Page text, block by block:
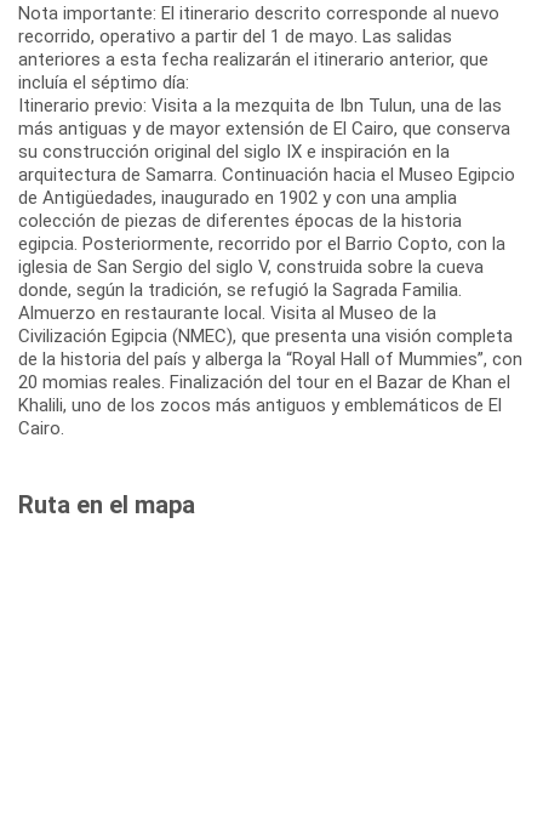
Nota importante: El itinerario descrito corresponde al nuevo
recorrido, operativo a partir del 1 de mayo. Las salidas
anteriores a esta fecha realizarán el itinerario anterior, que
incluía el séptimo día:
Itinerario previo: Visita a la mezquita de Ibn Tulun, una de las
más antiguas y de mayor extensión de El Cairo, que conserva
su construcción original del siglo IX e inspiración en la
arquitectura de Samarra. Continuación hacia el Museo Egipcio
de Antigüedades, inaugurado en 1902 y con una amplia
colección de piezas de diferentes épocas de la historia
egipcia. Posteriormente, recorrido por el Barrio Copto, con la
iglesia de San Sergio del siglo V, construida sobre la cueva
donde, según la tradición, se refugió la Sagrada Familia.
Almuerzo en restaurante local. Visita al Museo de la
Civilización Egipcia (NMEC), que presenta una visión completa
de la historia del país y alberga la “Royal Hall of Mummies”, con
20 momias reales. Finalización del tour en el Bazar de Khan el
Khalili, uno de los zocos más antiguos y emblemáticos de El
Cairo.
Ruta en el mapa